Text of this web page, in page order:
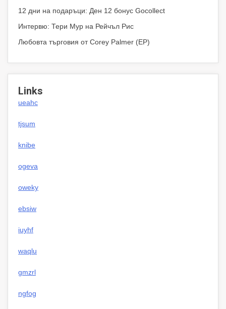
12 дни на подаръци: Ден 12 бонус Gocollect
Интервю: Тери Мур на Рейчъл Рис
Любовта търговия от Corey Palmer (EP)
Links
ueahc
tjsum
knibe
ogeva
oweky
ebsiw
iuyhf
waqlu
gmzrl
ngfog